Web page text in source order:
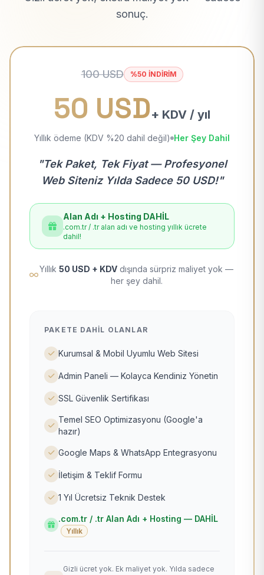
sonuç.
100 USD %50 İNDİRİM
50 USD+ KDV / yıl
Yıllık ödeme (KDV %20 dahil değil) Her Şey Dahil
"Tek Paket, Tek Fiyat — Profesyonel
Web Siteniz Yılda Sadece 50 USD!"
Alan Adı + Hosting DAHİL
.com.tr / .tr alan adı ve hosting yıllık ücrete
dahil!
Yıllık 50 USD + KDV dışında sürpriz maliyet yok —
her şey dahil.
PAKETE DAHIL OLANLAR
Kurumsal & Mobil Uyumlu Web Sitesi
Admin Paneli — Kolayca Kendiniz Yönetin
SSL Güvenlik Sertifikası
Temel SEO Optimizasyonu (Google'a
hazır)
Google Maps & WhatsApp Entegrasyonu
İletişim & Teklif Formu
1 Yıl Ücretsiz Teknik Destek
.com.tr / .tr Alan Adı + Hosting — DAHİL
Yıllık
Gizli ücret yok. Ek maliyet yok. Yılda sadece